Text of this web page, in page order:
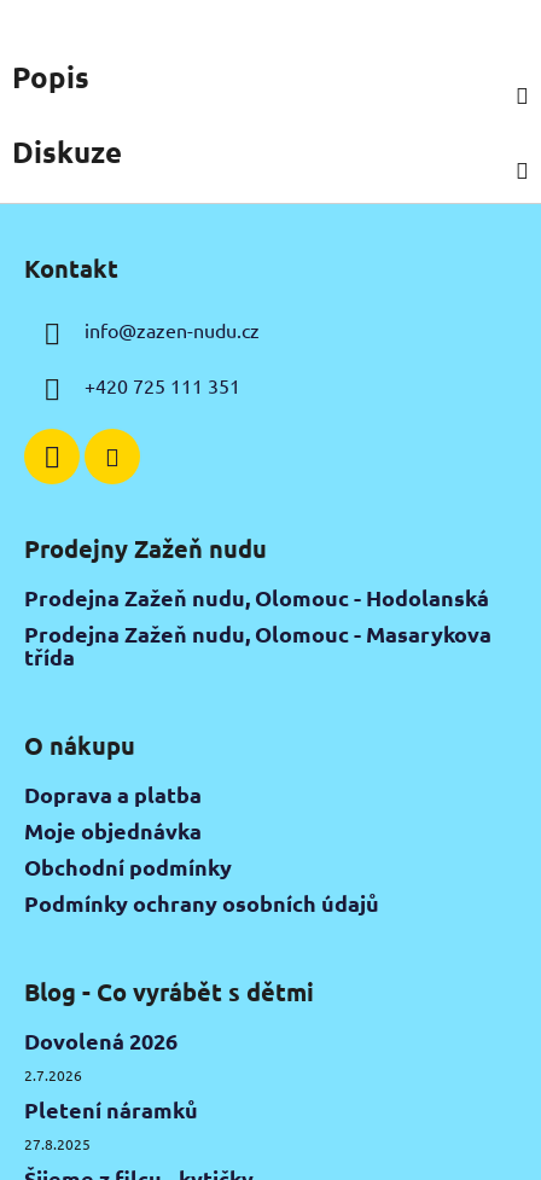
Popis
Diskuze
Kontakt
info@zazen-nudu.cz
+420 725 111 351
Prodejny Zažeň nudu
Prodejna Zažeň nudu, Olomouc - Hodolanská
Prodejna Zažeň nudu, Olomouc - Masarykova
třída
O nákupu
Doprava a platba
Moje objednávka
Obchodní podmínky
Podmínky ochrany osobních údajů
Blog - Co vyrábět s dětmi
Dovolená 2026
2.7.2026
Pletení náramků
27.8.2025